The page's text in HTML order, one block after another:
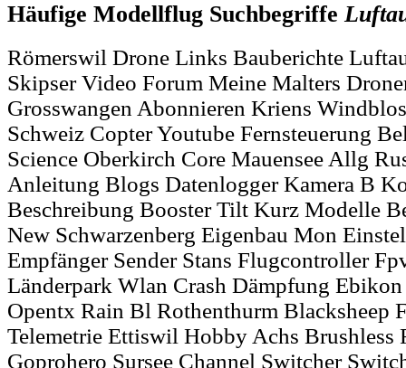
Häufige Modellflug Suchbegriffe
Römerswil Drone Links Bauberichte
Skipser Video Forum Meine Malters
Grosswangen Abonnieren Kriens
Schweiz Copter Youtube Fernsteuerung
Science Oberkirch Core Mauensee Allg
Anleitung Blogs Datenlogger Kamera B
Beschreibung Booster Tilt Kurz Modelle
New Schwarzenberg Eigenbau Mon
Empfänger Sender Stans Flugcontroller
Länderpark Wlan Crash Dämpfung
Opentx Rain Bl Rothenthurm Blacksheep
Telemetrie Ettiswil Hobby Achs
Goprohero Sursee Channel Switcher